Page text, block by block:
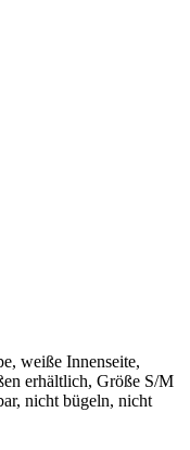
weiße Innenseite,
erhältlich, Größe S/M
nicht bügeln, nicht